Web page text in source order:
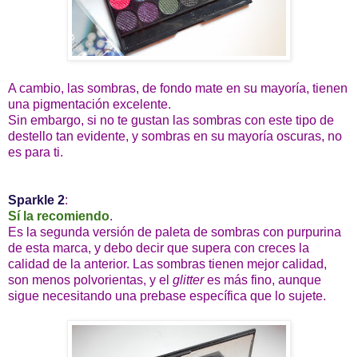
A cambio, las sombras, de fondo mate en su mayoría, tienen
una pigmentación excelente.
Sin embargo, si no te gustan las sombras con este tipo de
destello tan evidente, y sombras en su mayoría oscuras, no
es para ti.
Sparkle 2:
Sí la recomiendo.
Es la segunda versión de paleta de sombras con purpurina
de esta marca, y debo decir que supera con creces la
calidad de la anterior. Las sombras tienen mejor calidad,
son menos polvorientas, y el glitteres más fino, aunque
sigue necesitando una prebase específica que lo sujete.